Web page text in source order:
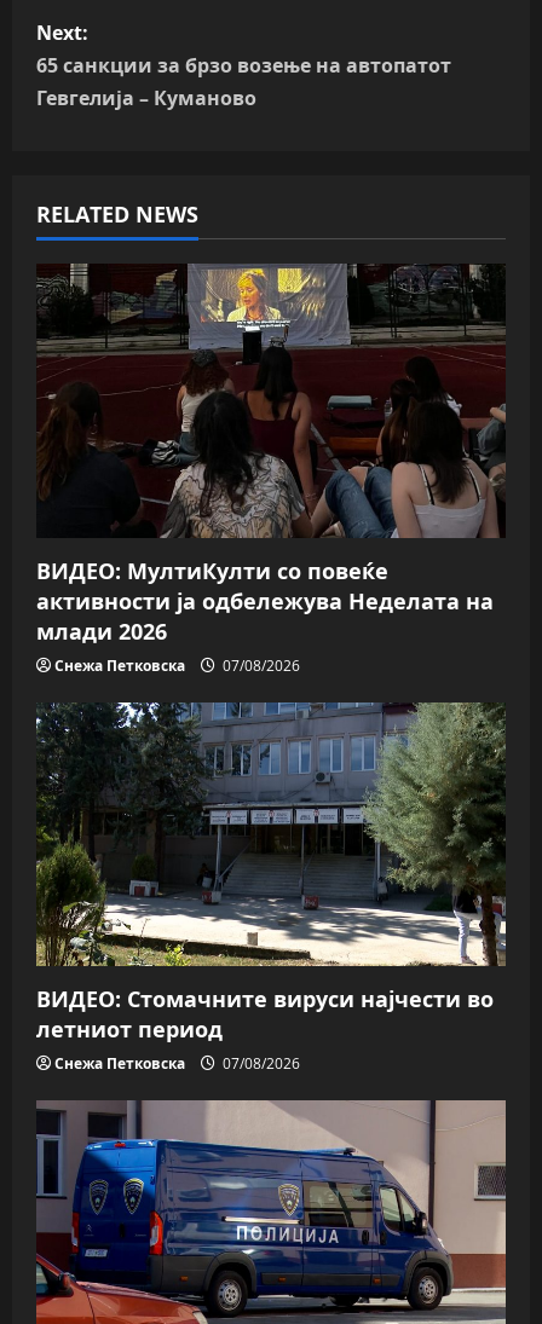
t
n
v
i
g
a
t
i
o
n
Next:
65 санкции за брзо возење на автопатот
Гевгелија – Куманово
RELATED NEWS
ВИДЕО: МултиКулти со повеќе
активности ја одбележува Неделата на
млади 2026
Снежа Петковска 07/08/2026
ВИДЕО: Стомачните вируси најчести во
летниот период
Снежа Петковска 07/08/2026